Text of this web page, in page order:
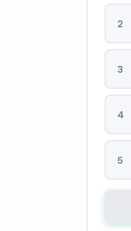
2
3
4
5